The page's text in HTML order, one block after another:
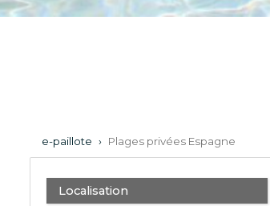
e-paillote › Plages privées Espagne
Localisation